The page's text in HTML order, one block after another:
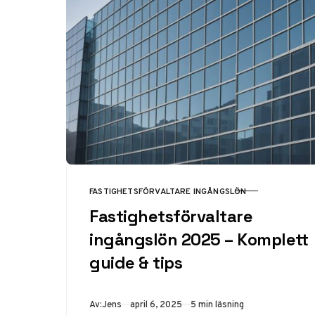
KATEGORI
FASTIGHETSFÖRVALTARE INGÅNGSLÖN
Fastighetsförvaltare
ingångslön 2025 – Komplett
guide & tips
Av:Jens Publicerad
april 6, 2025 5 min läsning